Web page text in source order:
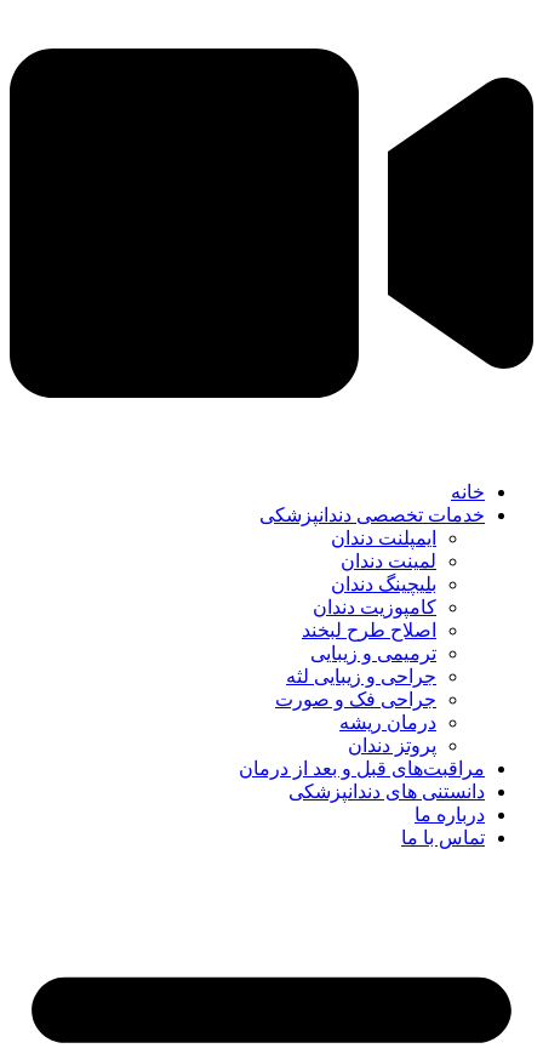
خانه
خدمات تخصصی دندانپزشکی
ایمپلنت دندان
لمینت دندان
بلیچینگ دندان
کامپوزیت دندان
اصلاح طرح لبخند
ترمیمی و زیبایی
جراحی و زیبایی لثه
جراحی فک و صورت
درمان ریشه
پروتز دندان
مراقبت‌های قبل و بعد از درمان
دانستنی های دندانپزشکی
درباره ما
تماس با ما